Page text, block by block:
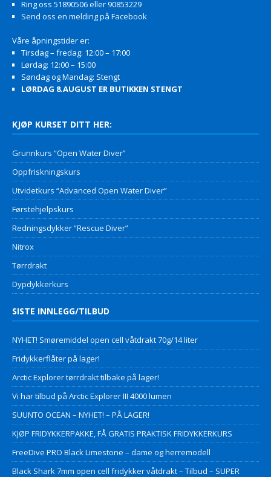
Ring oss 51890506 eller 90853229
Send oss en melding på Facebook
Våre åpningstider er:
Tirsdag – fredag: 12:00 – 17:00
Lørdag: 12:00 – 15:00
Søndag og Mandag: Stengt
LØRDAG 8.AUGUST ER BUTIKKEN STENGT
KJØP KURSET DITT HER:
Grunnkurs “Open Water Diver”
Oppfriskningskurs
Utvidetkurs “Advanced Open Water Diver”
Førstehjelpskurs
Redningsdykker “Rescue Diver”
Nitrox
Tørrdrakt
Dypdykkerkurs
SISTE INNLEGG/TILBUD
NYHET! Smøremiddel open cell våtdrakt 70g/14 liter
Fridykkerflåter på lager!
Arctic Explorer tørrdrakt tilbake på lager!
Vi har tilbud på Arctic Explorer III 4000 lumen
SUUNTO OCEAN – NYHET! – PÅ LAGER!
KJØP FRIDYKKERPAKKE, FÅ GRATIS PRAKTISK FRIDYKKERKURS
FreeDive PRO Black Limestone – dame og herremodell
Black Shark 7mm open cell fridykker våtdrakt – Tilbud – SUPER